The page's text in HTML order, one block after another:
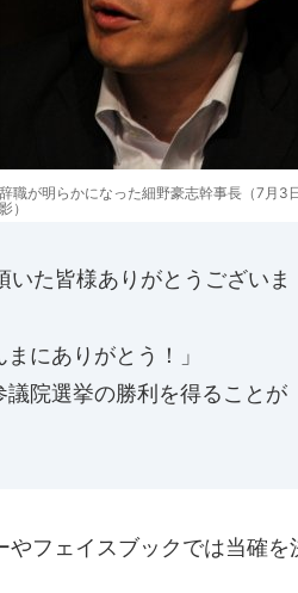
辞職が明らかになった細野豪志幹事長（7月3
影）
いた皆様ありがとうございま
にありがとう！」
議院選挙の勝利を得ることが
フェイスブックでは当確を